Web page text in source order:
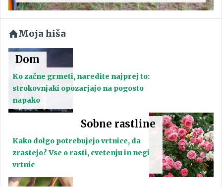
Moja hiša
Dom
Ko začne grmeti, naredite najprej to:
strokovnjaki opozarjajo na pogosto
napako
Sobne rastline
Kako dolgo potrebujejo vrtnice, da
zrastejo? Vse o rasti, cvetenju in negi
vrtnic